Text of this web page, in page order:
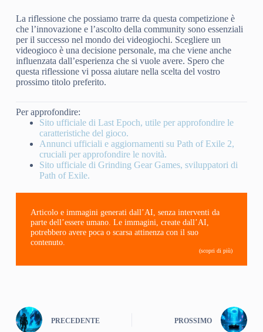
La riflessione che possiamo trarre da questa competizione è
che l’innovazione e l’ascolto della community sono essenziali
per il successo nel mondo dei videogiochi. Scegliere un
videogioco è una decisione personale, ma che viene anche
influenzata dall’esperienza che si vuole avere. Spero che
questa riflessione vi possa aiutare nella scelta del vostro
prossimo titolo preferito.
Per approfondire:
Sito ufficiale di Last Epoch, utile per approfondire le
caratteristiche del gioco.
Annunci ufficiali e aggiornamenti su Path of Exile 2,
cruciali per approfondire le novità.
Sito ufficiale di Grinding Gear Games, sviluppatori di
Path of Exile.
Articolo e immagini generati dall’AI, senza interventi da
parte dell’essere umano. Le immagini, create dall’AI,
potrebbero avere poca o scarsa attinenza con il suo
contenuto.
(scopri di più)
PRECEDENTE PROSSIMO